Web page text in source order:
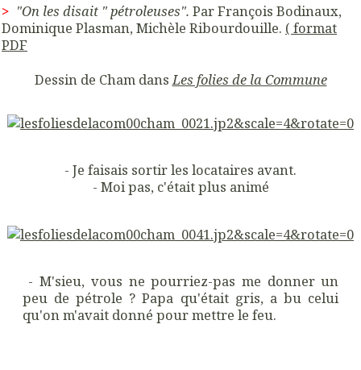
> "On les disait " pétroleuses". Par François Bodinaux,
Dominique Plasman, Michèle Ribourdouille. ( format
PDF
Dessin de Cham dansLes folies de la Commune
- Je faisais sortir les locataires avant.
- Moi pas, c'était plus animé
- M'sieu, vous ne pourriez-pas me donner un
peu de pétrole ? Papa qu'était gris, a bu celui
qu'on m'avait donné pour mettre le feu.